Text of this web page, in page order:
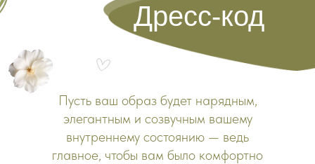
Дресс-код
Пусть ваш образ будет нарядным,
элегантным и созвучным вашему
внутреннему состоянию — ведь
главное, чтобы вам было комфортно